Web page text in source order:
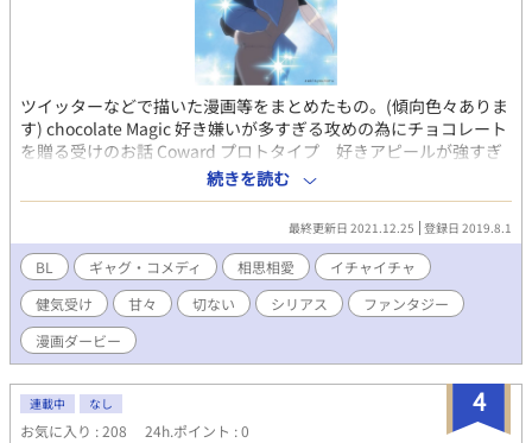
ツイッターなどで描いた漫画等をまとめたもの。(傾向色々ありま
す) chocolate Magic 好き嫌いが多すぎる攻めの為にチョコレート
を贈る受けのお話 Coward プロトタイプ 好きアピールが強すぎ
る攻めに振り回せるツンデレ受けのお話 黒髪ドSイヴァンとザハ
ール ドS双子のちょっと過激な愛情表現
続きを読む
最終更新日 2021.12.25 登録日 2019.8.1
BL ギャグ・コメディ 相思相愛
イチャイチャ
健気受け
甘々 切ない シリアス
ファンタジー
漫画ダービー
4
連載中 なし
お気に入り : 208 24h.ポイント : 0